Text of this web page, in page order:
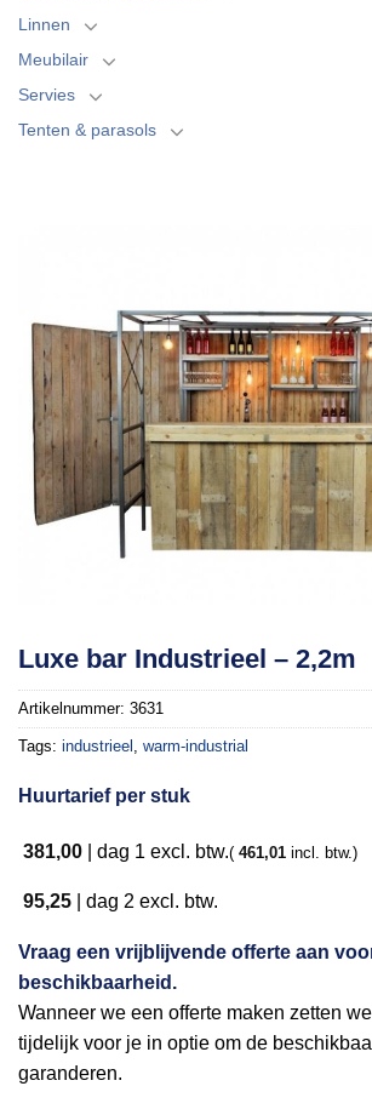
Linnen
Meubilair
Servies
Tenten & parasols
Luxe bar Industrieel – 2,2m
Artikelnummer: 3631
Tags: industrieel , warm-industrial
Huurtarief per stuk
381,00 dag 1 excl. btw.( 461,01 incl. btw.)
95,25 dag 2 excl. btw.
Vraag een vrijblijvende offerte aan
beschikbaarheid.
Wanneer we een offerte maken zetten
tijdelijk voor je in optie om de
garanderen.